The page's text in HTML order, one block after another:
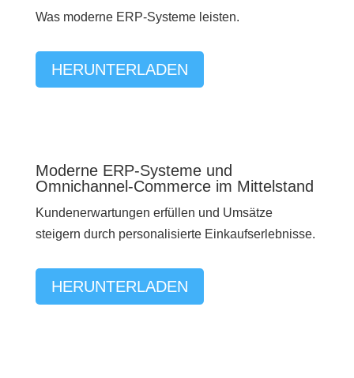
Was moderne ERP-Systeme leisten.
HERUNTERLADEN
Moderne ERP-Systeme und
Omnichannel-Commerce im Mittelstand
Kundenerwartungen erfüllen und Umsätze
steigern durch personalisierte Einkaufserlebnisse.
HERUNTERLADEN